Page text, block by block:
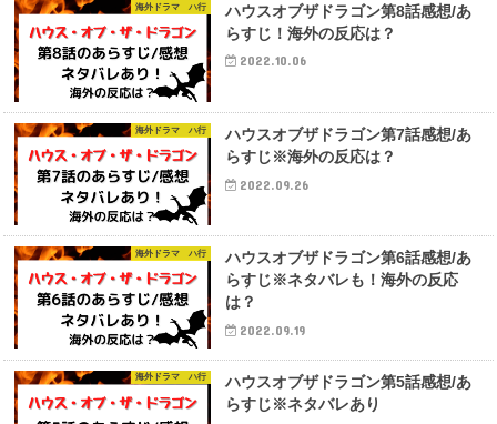
海外ドラマ ハ行
ハウスオブザドラゴン第8話感想/あ
らすじ！海外の反応は？
2022.10.06
海外ドラマ ハ行
ハウスオブザドラゴン第7話感想/あ
らすじ※海外の反応は？
2022.09.26
海外ドラマ ハ行
ハウスオブザドラゴン第6話感想/あ
らすじ※ネタバレも！海外の反応
は？
2022.09.19
海外ドラマ ハ行
ハウスオブザドラゴン第5話感想/あ
らすじ※ネタバレあり